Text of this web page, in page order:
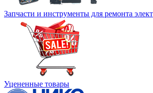
Запчасти и инструменты для ремонта
Уцененные товары